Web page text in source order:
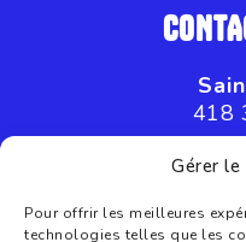
Gérer
Pour offrir les meilleures
technologies telles que les
418